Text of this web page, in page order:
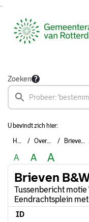
Zoeken
U bevindt zich hier:
Home Overzichten Brieven B&W
A A A
Brieven
Tussenbericht
Eendrachtsplein
ID